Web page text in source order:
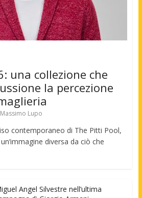
una collezione che
la percezione
Massimo Lupo
contemporaneo di The Pitti Pool,
diversa da ciò che
Angel Silvestre nell’ultima